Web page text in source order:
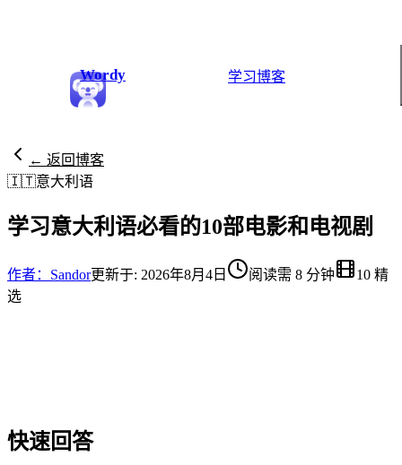
Wordy 学习博客
← 返回博客
🇮🇹意大利语
学习意大利语必看的10部电影和电视剧
作者：Sandor更新于: 2026年8月4日 阅读需 8 分钟
10 精
选
快速回答